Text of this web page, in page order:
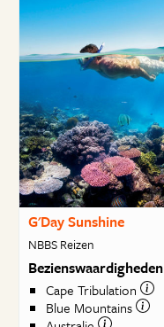
G'Day Sunshine
NBBS Reizen
Bezienswaardigheden
Cape Tribulation
Blue Mountains